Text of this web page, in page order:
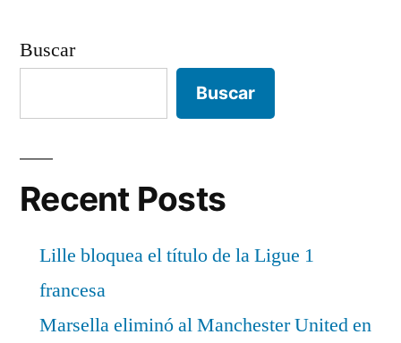
Buscar
Buscar
Recent Posts
Lille bloquea el título de la Ligue 1
francesa
Marsella eliminó al Manchester United en